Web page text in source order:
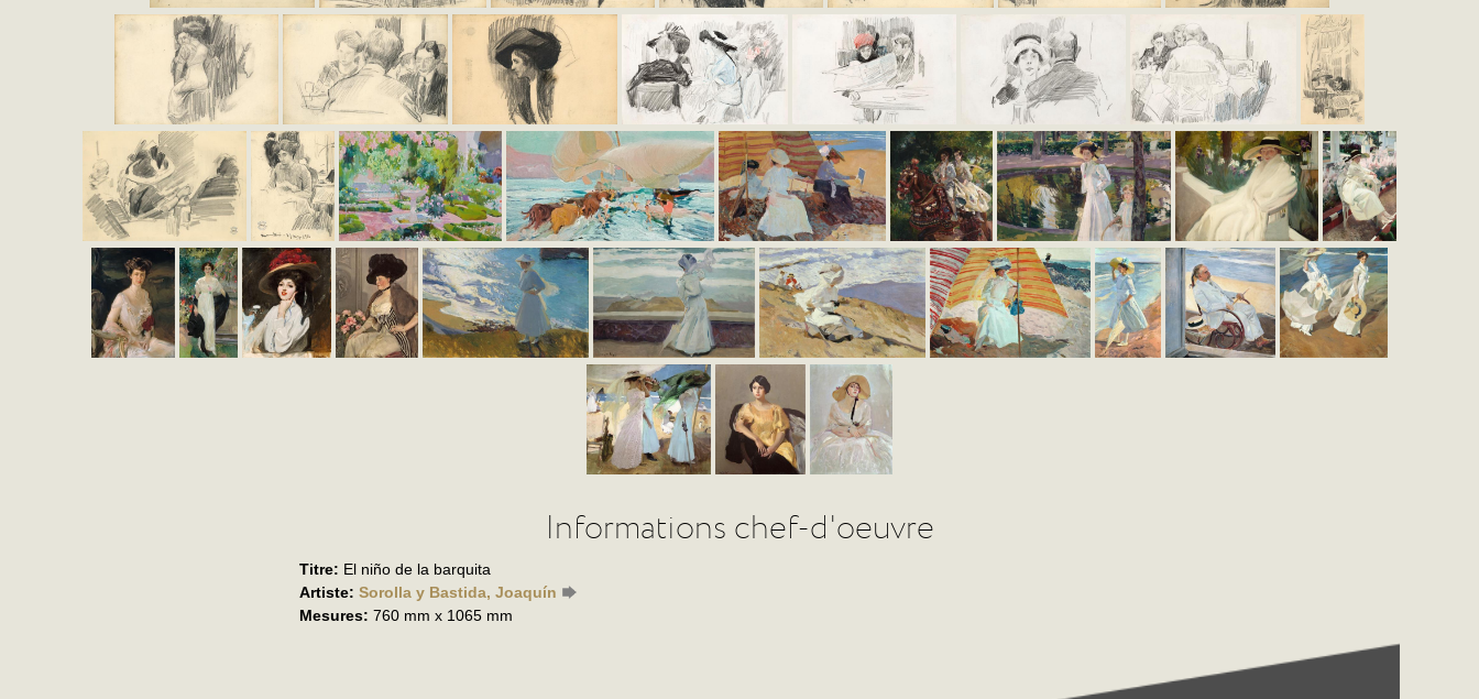
Informations chef-d'oeuvre
Titre: El niño de la barquita
Artiste: Sorolla y Bastida, Joaquín
Mesures: 760 mm x 1065 mm